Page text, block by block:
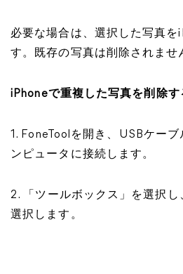
必要な場合は、選択した写真を
す。既存の写真は削除されませ
iPhoneで重複した写真を削除す
1. FoneToolを開き、USBケー
ンピュータに接続します。
2. 「ツールボックス」を選択
選択します。